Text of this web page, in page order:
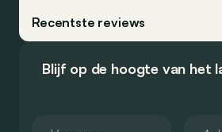
Recentste reviews
Blijf op de hoogte van het